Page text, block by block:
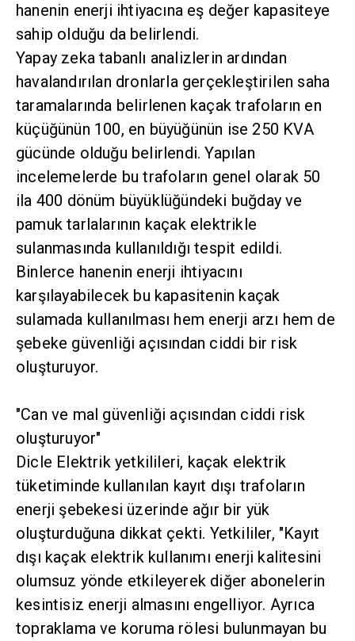
hanenin enerji ihtiyacına eş değer kapasiteye
sahip olduğu da belirlendi.
Yapay zeka tabanlı analizlerin ardından
havalandırılan dronlarla gerçekleştirilen saha
taramalarında belirlenen kaçak trafoların en
küçüğünün 100, en büyüğünün ise 250 KVA
gücünde olduğu belirlendi. Yapılan
incelemelerde bu trafoların genel olarak 50
ila 400 dönüm büyüklüğündeki buğday ve
pamuk tarlalarının kaçak elektrikle
sulanmasında kullanıldığı tespit edildi.
Binlerce hanenin enerji ihtiyacını
karşılayabilecek bu kapasitenin kaçak
sulamada kullanılması hem enerji arzı hem de
şebeke güvenliği açısından ciddi bir risk
oluşturuyor.
"Can ve mal güvenliği açısından ciddi risk
oluşturuyor"
Dicle Elektrik yetkilileri, kaçak elektrik
tüketiminde kullanılan kayıt dışı trafoların
enerji şebekesi üzerinde ağır bir yük
oluşturduğuna dikkat çekti. Yetkililer, "Kayıt
dışı kaçak elektrik kullanımı enerji kalitesini
olumsuz yönde etkileyerek diğer abonelerin
kesintisiz enerji almasını engelliyor. Ayrıca
topraklama ve koruma rölesi bulunmayan bu